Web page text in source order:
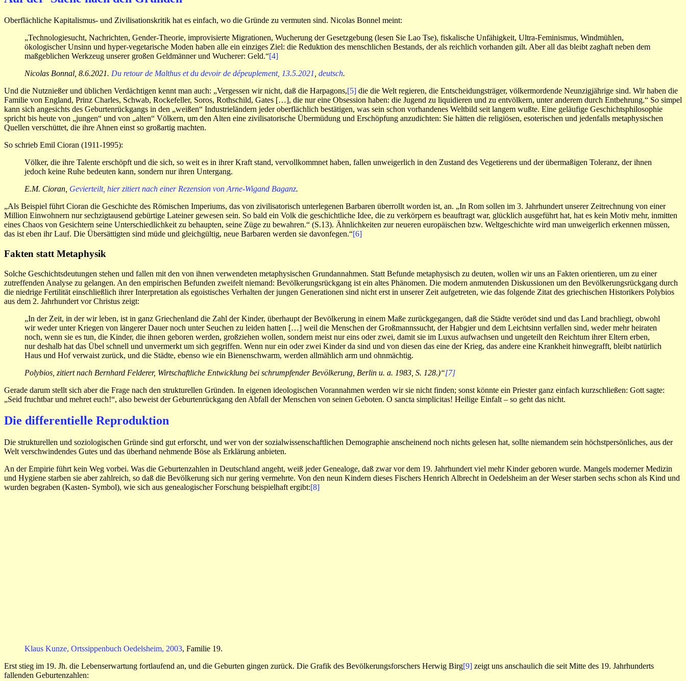
Oberflächliche Kapitalismus- und Zivilisationskritik hat es einfach, wo die Gründe zu vermuten sind. Nicolas Bonnel meint:
„Technologiesucht, Nachrichten, Gender-Theorie, improvisierte Migrationen, Wucherung der Gesetzgebung (lesen Sie Lao Tse), fiskalische Unfähigkeit, Ultra-Feminismus, Windmühlen,
ökologischer Unsinn und hyper-vegetarische Moden haben alle ein einziges Ziel: die Reduktion des menschlichen Bestands, der als reichlich vorhanden gilt. Aber all das bleibt zaghaft neben dem
maßgeblichen Werkzeug unserer großen Geldmänner und Wucherer: Geld.“[4]
Nicolas Bonnal, 8.6.2021. Du retour de Malthus et du devoir de dépeuplement, 13.5.2021 deutsch.
Und die Nutznießer und üblichen Verdächtigen kennt man auch: „Vergessen wir nicht, daß die Harpagons,[5] die die Welt regieren, die Entscheidungsträger, völkermordende Neunzigjährige sind. Wir haben die
Familie von England, Prinz Charles, Schwab, Rockefeller, Soros, Rothschild, Gates […], die nur eine Obsession haben: die Jugend zu liquidieren und zu entvölkern, unter anderem durch Entbehrung.“ So simpel
kann sich angesichts des Geburtenrückgangs in den „weißen“ Industrieländern jeder oberflächlich bestätigen, was sein schon vorhandenes Weltbild seit langem wußte. Eine geläufige Geschichtsphilosophie
spricht bis heute von „jungen“ und von „alten“ Völkern, um den Alten eine zivilisatorische Übermüdung und Erschöpfung anzudichten: Sie hätten die religiösen, esoterischen und jedenfalls metaphysischen
Quellen verschüttet, die ihre Ahnen einst so großartig machten.
So schrieb Emil Cioran (1911-1995):
Völker, die ihre Talente erschöpft und die sich, so weit es in ihrer Kraft stand, vervollkommnet haben, fallen unweigerlich in den Zustand des Vegetierens und der übermaßigen Toleranz, der ihnen
jedoch keine Ruhe bedeuten kann, sondern nur ihren Untergang.
E.M. Cioran, Gevierteilt, hier zitiert nach einer Rezension von Arne-Wigand Baganz.
„Als Beispiel führt Cioran die Geschichte des Römischen Imperiums, das von zivilisatorisch unterlegenen Barbaren überrollt worden ist, an. „In Rom sollen im 3. Jahrhundert unserer Zeitrechnung von einer
Million Einwohnern nur sechzigtausend gebürtige Lateiner gewesen sein. So bald ein Volk die geschichtliche Idee, die zu verkörpern es beauftragt war, glücklich ausgeführt hat, hat es kein Motiv mehr, inmitten
eines Chaos von Gesichtern seine Unterschiedlichkeit zu behaupten, seine Züge zu bewahren.“ (S.13). Ähnlichkeiten zur neueren europäischen bzw. Weltgeschichte wird man unweigerlich erkennen müssen,
das ist eben ihr Lauf. Die Übersättigten sind müde und gleichgültig, neue Barbaren werden sie davonfegen.“[6]
Fakten statt Metaphysik
Solche Geschichtsdeutungen stehen und fallen mit den von ihnen verwendeten metaphysischen Grundannahmen. Statt Befunde metaphysisch zu deuten, wollen wir uns an Fakten orientieren, um zu einer
zutreffenden Analyse zu gelangen. An den empirischen Befunden zweifelt niemand: Bevölkerungsrückgang ist ein altes Phänomen. Die modern anmutenden Diskussionen um den Bevölkerungsrückgang durch
die niedrige Fertilität einschließlich ihrer Interpretation als egoistisches Verhalten der jungen Generationen sind nicht erst in unserer Zeit aufgetreten, wie das folgende Zitat des griechischen Historikers Polybios
aus dem 2. Jahrhundert vor Christus zeigt:
„In der Zeit, in der wir leben, ist in ganz Griechenland die Zahl der Kinder, überhaupt der Bevölkerung in einem Maße zurückgegangen, daß die Städte verödet sind und das Land brachliegt, obwohl
wir weder unter Kriegen von längerer Dauer noch unter Seuchen zu leiden hatten […] weil die Menschen der Großmannssucht, der Habgier und dem Leichtsinn verfallen sind, weder mehr heiraten
noch, wenn sie es tun, die Kinder, die ihnen geboren werden, großziehen wollen, sondern meist nur eins oder zwei, damit sie im Luxus aufwachsen und ungeteilt den Reichtum ihrer Eltern erben,
nur deshalb hat das Übel schnell und unvermerkt um sich gegriffen. Wenn nur ein oder zwei Kinder da sind und von diesen das eine der Krieg, das andere eine Krankheit hinwegrafft, bleibt natürlich
Haus und Hof verwaist zurück, und die Städte, ebenso wie ein Bienenschwarm, werden allmählich arm und ohnmächtig.
Polybios, zitiert nach Bernhard Felderer, Wirtschaftliche Entwicklung bei schrumpfender Bevölkerung, Berlin u. a. 1983, S. 128.)“[7]
Gerade darum stellt sich aber die Frage nach den strukturellen Gründen. In eigenen ideologischen Vorannahmen werden wir sie nicht finden; sonst könnte ein Priester ganz einfach kurzschließen: Gott sagte:
„Seid fruchtbar und mehret euch!“, also beweist der Geburtenrückgang den Abfall der Menschen von seinen Geboten. O sancta simplicitas! Heilige Einfalt – so geht das nicht.
Die differentielle Reproduktion
Die strukturellen und soziologischen Gründe sind gut erforscht, und wer von der sozialwissenschaftlichen Demographie anscheinend noch nichts gelesen hat, sollte niemandem sein höchstpersönliches, aus der
Welt verschwindendes Gutes und das überhand nehmende Böse als Erklärung anbieten.
An der Empirie führt kein Weg vorbei. Was die Geburtenzahlen in Deutschland angeht, weiß jeder Genealoge, daß zwar vor dem 19. Jahrhundert viel mehr Kinder geboren wurde. Mangels moderner Medizin
und Hygiene starben sie aber zahlreich, so daß die Bevölkerung sich nur gering vermehrte. Von den neun Kindern dieses Fischers Henrich Albrecht in Oedelsheim an der Weser starben sechs schon als Kind und
wurden begraben (Kasten- Symbol), wie sich aus genealogischer Forschung beispielhaft ergibt:[8]
Klaus Kunze, Ortssippenbuch Oedelsheim, 2003, Familie 19.
Erst stieg im 19. Jh. die Lebenserwartung fortlaufend an, und die Geburten gingen zurück. Die Grafik des Bevölkerungsforschers Herwig Birg[9] zeigt uns anschaulich die seit Mitte des 19. Jahrhunderts
fallenden Geburtenzahlen: